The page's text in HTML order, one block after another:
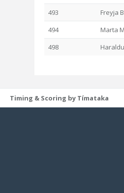
493
Freyja
494
Marta
498
Timing & Scoring by Tímataka